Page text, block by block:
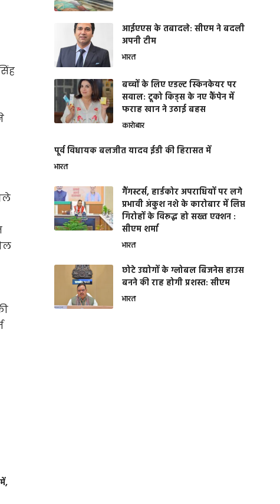
आईएएस के तबादले: सीएम ने बदली
अपनी टीम
भारत
बच्चों के लिए एडल्ट स्किनकेयर पर
सवाल: टूको किड्स के नए कैंपेन में
फराह खान ने उठाई बहस
कारोबार
पूर्व विधायक बलजीत यादव ईडी की हिरासत में
भारत
गैंगस्टर्स, हार्डकोर अपराधियों पर लगे
प्रभावी अंकुश नशे के कारोबार में लिप्त
गिरोहों के विरूद्ध हो सख्त एक्शन :
सीएम शर्मा
भारत
छोटे उद्योगों के ग्लोबल बिजनेस हाउस
बनने की राह होगी प्रशस्त: सीएम
भारत